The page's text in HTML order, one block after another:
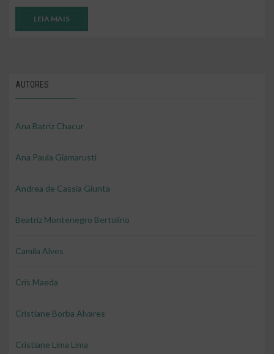
LEIA MAIS
AUTORES
Ana Batriz Chacur
Ana Paula Giamarusti
Andrea de Cassia Giunta
Beatriz Montenegro Bertolino
Camila Alves
Cris Maeda
Cristiane Borba Alvares
Cristiane Lima Lima